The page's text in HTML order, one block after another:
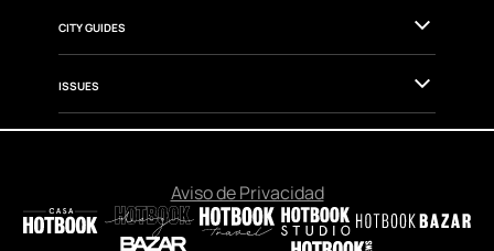
WELLNESS & HEALTH
DESIGN
ISSUES